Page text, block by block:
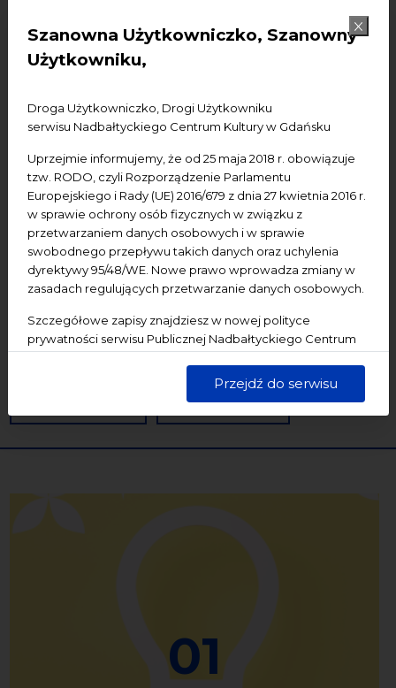
Szanowna Użytkowniczko, Szanowny
Użytkowniku,
Droga Użytkowniczko, Drogi Użytkowniku
serwisu Nadbałtyckiego Centrum Kultury w Gdańsku
Uprzejmie informujemy, że od 25 maja 2018 r. obowiązuje
tzw. RODO, czyli Rozporządzenie Parlamentu
Europejskiego i Rady (UE) 2016/679 z dnia 27 kwietnia 2016 r.
w sprawie ochrony osób fizycznych w związku z
przetwarzaniem danych osobowych i w sprawie
swobodnego przepływu takich danych oraz uchylenia
dyrektywy 95/48/WE. Nowe prawo wprowadza zmiany w
zasadach regulujących przetwarzanie danych osobowych.
Szczegółowe zapisy znajdziesz w nowej polityce
prywatności serwisu Publicznej Nadbałtyckiego Centrum
dane są przetwarzane w sposób bezpieczny, z należytą
starannością i zgodnie z obowiązującymi przepisami.
Przejdź do serwisu
Podcast
wydarzenie dostępne
Wydarzenie zewnętrzne
Spotkania
Koncerty Wystawy Edukacja Badania
Data początkowa
Data końcowa
Termin:
Następny tydzień Następny miesiąc
SZUKAJ
01